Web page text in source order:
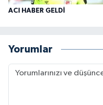
ACI HABER GELDİ
Yorumlar